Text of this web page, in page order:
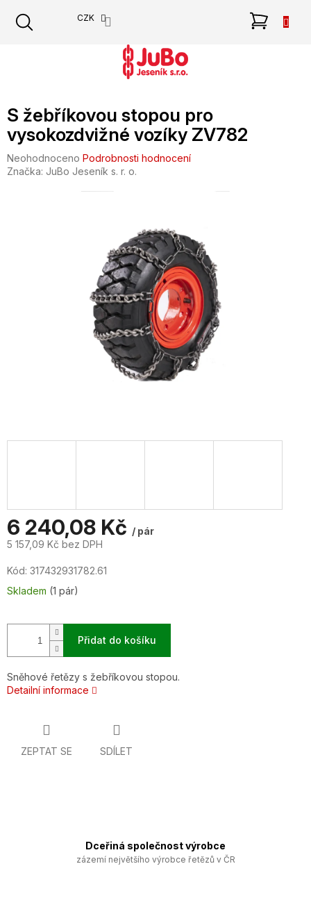
obsah
CZK
S žebříkovou stopou pro
vysokozdvižné vozíky ZV782
Průměrné
hodnocení
Neohodnoceno Podrobnosti hodnocení
Značka: JuBo Jeseník s. r. o.
6 240,08 Kč / pár
5 157,09 Kč bez DPH
cena:
Kód: 317432931782.61
Skladem (1 pár)
Přidat do košíku
Sněhové řetězy s žebříkovou stopou.
Detailní informace
ZEPTAT SE SDÍLET
Dceřiná společnost výrobce
zázemí největšího výrobce řetězů v ČR